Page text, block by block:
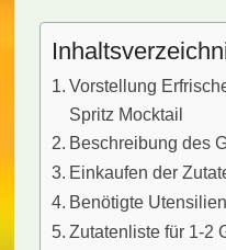
Vorstellung
Spritz Mocktail
Beschreibung des
Einkaufen der
Benötigte Utensilien
Zutatenliste für 1-2